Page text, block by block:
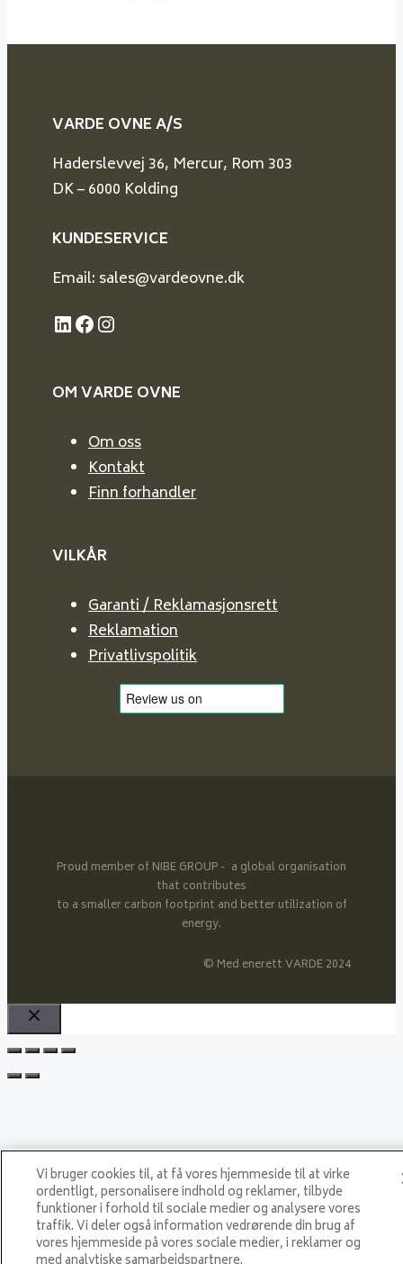
VARDE OVNE A/S
Haderslevvej 36, Mercur, Rom 303
DK – 6000 Kolding
KUNDESERVICE
Email: sales@vardeovne.dk
LinkedIn
Facebook
Instagram
OM VARDE OVNE
Om oss
Kontakt
Finn forhandler
VILKÅR
Garanti / Reklamasjonsrett
Reklamation
Privatlivspolitik
Proud member of NIBE GROUP - a global organisation
that contributes
to a smaller carbon footprint and better utilization of
energy.
© Med enerett VARDE 2024
Close
Vi bruger cookies til, at få vores hjemmeside til at virke
ordentligt, personalisere indhold og reklamer, tilbyde
funktioner i forhold til sociale medier og analysere vores
traffik. Vi deler også information vedrørende din brug af
vores hjemmeside på vores sociale medier, i reklamer og